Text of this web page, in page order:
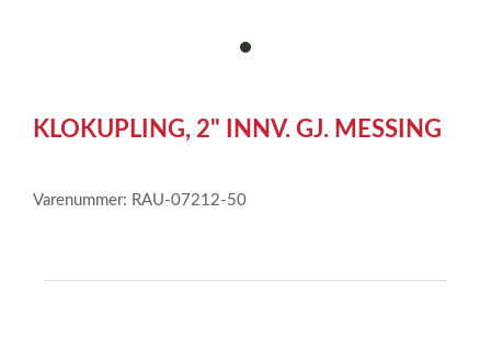
item
of
KLOKUPLING, 2" INNV. GJ. MESSING
Varenummer: RAU-07212-50